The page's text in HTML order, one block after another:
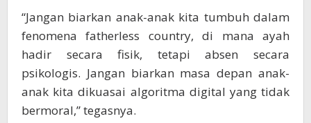
“Jangan biarkan anak-anak kita tumbuh dalam
fenomena fatherless country, di mana ayah
hadir secara fisik, tetapi absen secara
psikologis. Jangan biarkan masa depan anak-
anak kita dikuasai algoritma digital yang tidak
bermoral,” tegasnya.